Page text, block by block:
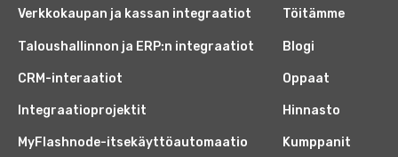
Verkkokaupan ja kassan integraatiot
Taloushallinnon ja ERP:n integraatiot
CRM-interaatiot
Integraatioprojektit
MyFlashnode-itsekäyttöautomaatio
Töitämme
Blogi
Oppaat
Hinnasto
Kumppanit